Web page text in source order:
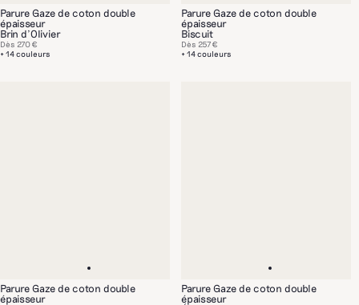
Parure Gaze de coton double
épaisseur
Brin d'Olivier
+ 14 couleurs
Dès 270 €
Parure Gaze de coton double
épaisseur
Biscuit
+ 14 couleurs
Dès 257 €
Parure Gaze de coton double
épaisseur
Parure Gaze de coton double
épaisseur